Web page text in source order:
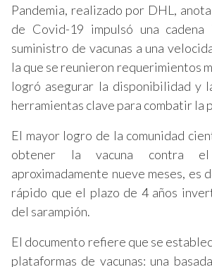
Pandemia, realizado por DHL,
de Covid-19 impulsó una cadena
suministro de vacunas a una
la que se reunieron requerimientos
logró asegurar la disponibilidad y
herramientas clave para combatir la
El mayor logro de la comunidad
obtener la vacuna contra
aproximadamente nueve meses, es
rápido que el plazo de 4 años
del sarampión.
El documento refiere que se
plataformas de vacunas: una